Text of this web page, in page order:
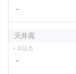
－
天井高
× 非該当
－